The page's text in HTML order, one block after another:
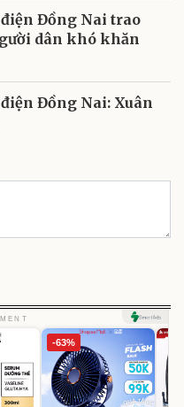
Đồng Nai trao
dân khó khăn
Đồng Nai: Xuân
-63%